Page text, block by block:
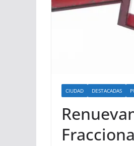
CIUDAD DESTACADAS